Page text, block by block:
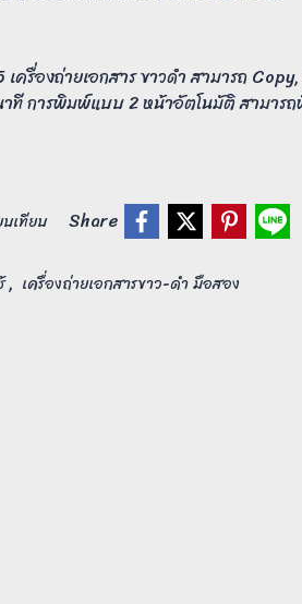
ครื่องถ่ายเอกสาร ขาวดำ สามารถ
ที การพิมพ์แบบ 2 หน้าอัตโนมัติ สามาร
บเทียบ
Share
, เครื่องถ่ายเอกสารขาว-ดำ มือสอง